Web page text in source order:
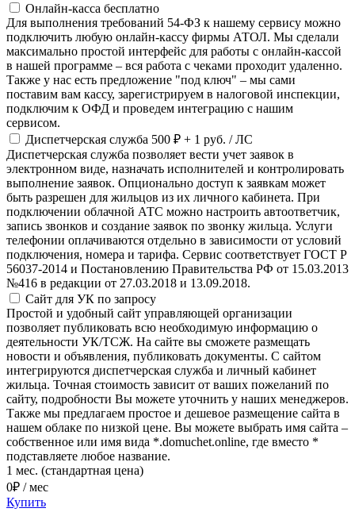
Онлайн-касса бесплатно
Для выполнения требований 54-ФЗ к нашему сервису можно
подключить любую онлайн-кассу фирмы АТОЛ. Мы сделали
максимально простой интерфейс для работы с онлайн-кассой
в нашей программе – вся работа с чеками проходит удаленно.
Также у нас есть предложение "под ключ" – мы сами
поставим вам кассу, зарегистрируем в налоговой инспекции,
подключим к ОФД и проведем интеграцию с нашим
сервисом.
Диспетчерская служба 500 ₽ + 1 руб. / ЛС
Диспетчерская служба позволяет вести учет заявок в
электронном виде, назначать исполнителей и контролировать
выполнение заявок. Опционально доступ к заявкам может
быть разрешен для жильцов из их личного кабинета. При
подключении облачной АТС можно настроить автоответчик,
запись звонков и создание заявок по звонку жильца. Услуги
телефонии оплачиваются отдельно в зависимости от условий
подключения, номера и тарифа. Сервис соответствует ГОСТ Р
56037-2014 и Постановлению Правительства РФ от 15.03.2013
№416 в редакции от 27.03.2018 и 13.09.2018.
Сайт для УК по запросу
Простой и удобный сайт управляющей организации
позволяет публиковать всю необходимую информацию о
деятельности УК/ТСЖ. На сайте вы сможете размещать
новости и объявления, публиковать документы. С сайтом
интегрируются диспетчерская служба и личный кабинет
жильца. Точная стоимость зависит от ваших пожеланий по
сайту, подробности Вы можете уточнить у наших менеджеров.
Также мы предлагаем простое и дешевое размещение сайта в
нашем облаке по низкой цене. Вы можете выбрать имя сайта –
собственное или имя вида *.domuchet.online, где вместо *
подставляете любое название.
1 мес. (стандартная цена)
0₽ / мес
Купить